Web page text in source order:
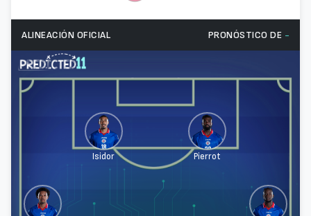
ALINEACIÓN OFICIAL PRONÓSTICO DE -
Isidor Pierrot